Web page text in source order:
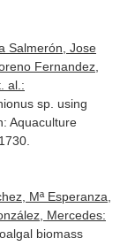
Salmerón, Jose
Fernandez,
al.:
sp. using
Aquaculture
Mª Esperanza,
Mercedes:
biomass